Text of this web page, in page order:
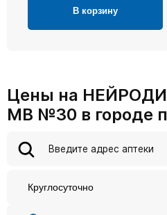
В корзину
Цены на
МВ №30 в городе
Круглосуточно